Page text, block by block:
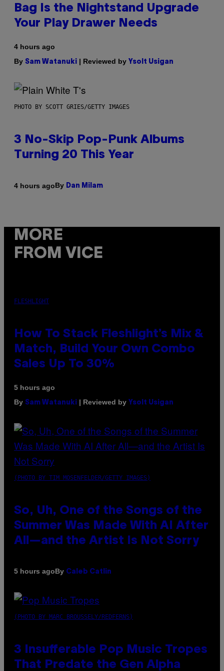
Bag Is the Nightstand Upgrade
Your Play Drawer Needs
4 hours ago
By Sam Watanuki | Reviewed by Ysolt Usigan
PHOTO BY SCOTT GRIES/GETTY IMAGES
3 No-Skip Pop-Punk Albums
Turning 20 This Year
4 hours agoBy Dan Milam
MORE
FROM VICE
FLESHLIGHT
How To Stack Fleshlight’s Mix &
Match, Build Your Own Combo
Sales Up To 30%
5 hours ago
By Sam Watanuki | Reviewed by Ysolt Usigan
(PHOTO BY TIM MOSENFELDER/GETTY IMAGES)
So, Uh, One of the Songs of the
Summer Was Made With AI After
All—and the Artist Is Not Sorry
5 hours agoBy Caleb Catlin
(PHOTO BY MARC BROUSSELY/REDFERNS)
3 Insufferable Pop Music Tropes
That Predate the Gen Alpha